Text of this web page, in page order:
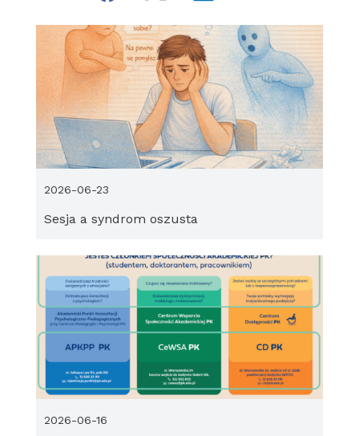
Sesja a syndrom oszusta
2026-06-23
2026-06-16